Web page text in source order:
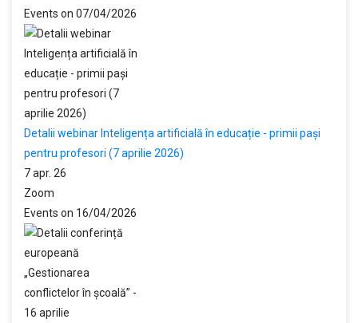
Events on 07/04/2026
Detalii webinar Inteligența artificială în educație - primii pași
pentru profesori (7 aprilie 2026)
7 apr. 26
Zoom
Events on 16/04/2026